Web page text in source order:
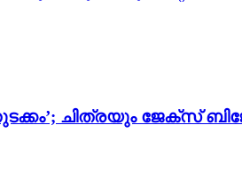
ചിത്രയും ജേക്സ്